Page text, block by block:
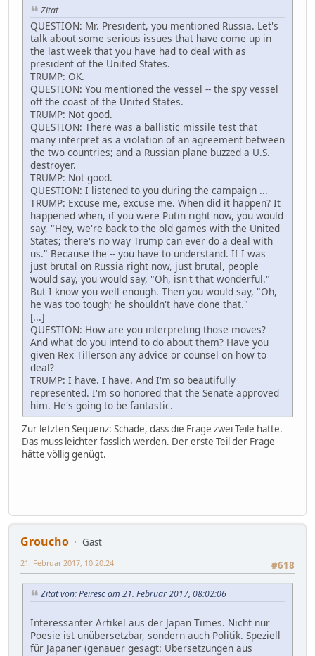
Zitat
QUESTION: Mr. President, you mentioned Russia. Let's
talk about some serious issues that have come up in
the last week that you have had to deal with as
president of the United States.
TRUMP: OK.
QUESTION: You mentioned the vessel -- the spy vessel
off the coast of the United States.
TRUMP: Not good.
QUESTION: There was a ballistic missile test that
many interpret as a violation of an agreement between
the two countries; and a Russian plane buzzed a U.S.
destroyer.
TRUMP: Not good.
QUESTION: I listened to you during the campaign ...
TRUMP: Excuse me, excuse me. When did it happen? It
happened when, if you were Putin right now, you would
say, "Hey, we're back to the old games with the United
States; there's no way Trump can ever do a deal with
us." Because the -- you have to understand. If I was
just brutal on Russia right now, just brutal, people
would say, you would say, "Oh, isn't that wonderful."
But I know you well enough. Then you would say, "Oh,
he was too tough; he shouldn't have done that."
[...]
QUESTION: How are you interpreting those moves?
And what do you intend to do about them? Have you
given Rex Tillerson any advice or counsel on how to
deal?
TRUMP: I have. I have. And I'm so beautifully
represented. I'm so honored that the Senate approved
him. He's going to be fantastic.
Zur letzten Sequenz: Schade, dass die Frage zwei Teile hatte.
Das muss leichter fasslich werden. Der erste Teil der Frage
hätte völlig genügt.
Groucho
Gast
#618
21. Februar 2017, 10:20:24
Zitat von: Peiresc am 21. Februar 2017, 08:02:06
Interessanter Artikel aus der Japan Times. Nicht nur
Poesie ist unübersetzbar, sondern auch Politik. Speziell
für Japaner (genauer gesagt: Übersetzungen aus